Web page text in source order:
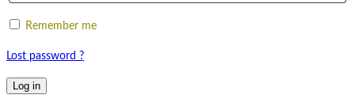
Remember me
Lost password ?
Log in